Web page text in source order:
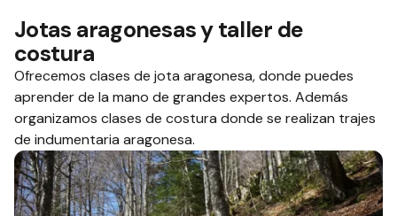
Jotas aragonesas y taller de
costura
Ofrecemos clases de jota aragonesa, donde puedes
aprender de la mano de grandes expertos. Además
organizamos clases de costura donde se realizan trajes
de indumentaria aragonesa.